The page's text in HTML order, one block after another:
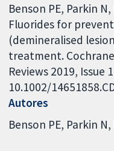
Benson PE, Parkin
Fluorides for
(demineralised
treatment.
Reviews 2019, Issue
10.1002/
Autores
Benson PE Parkin N